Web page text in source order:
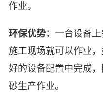
作业。
环保优势： 一台设备
施工现场就可以作业
好的设备配置中完成
砂生产作业。